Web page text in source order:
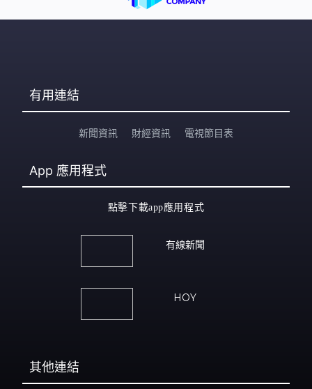
有用連結
新聞資訊 財經資訊 電視節目表
App 應用程式
點擊下載app應用程式
有線新聞
HOY
其他連結